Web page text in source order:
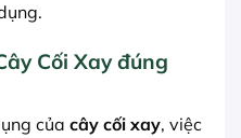
Cối Xay đúng
của cây cối xay, việc